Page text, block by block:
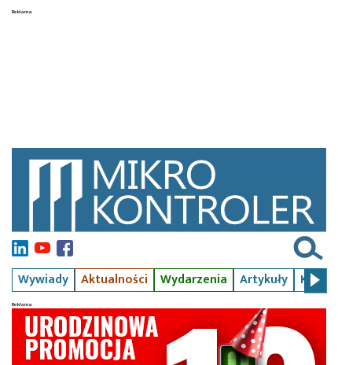
Wywiady Aktualności Wydarzenia Artykuły Kursy